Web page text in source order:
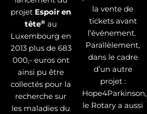
projet Espoir en
tête® au
Luxembourg en
2013 plus de 683
000,- euros ont
ainsi pu être
collectés pour la
recherche sur
les maladies du
la vente de
tickets avant
l’événement.
Parallèlement,
dans le cadre
d’un autre
projet :
Hope4Parkinson,
le Rotary a aussi